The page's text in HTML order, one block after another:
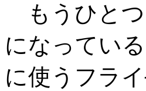
もうひとつ
になってい
に使うフラ